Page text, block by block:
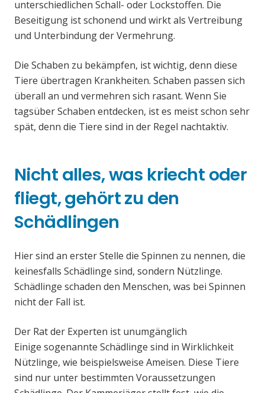
unterschiedlichen Schall- oder Lockstoffen. Die
Beseitigung ist schonend und wirkt als Vertreibung
und Unterbindung der Vermehrung.
Die Schaben zu bekämpfen, ist wichtig, denn diese
Tiere übertragen Krankheiten. Schaben passen sich
überall an und vermehren sich rasant. Wenn Sie
tagsüber Schaben entdecken, ist es meist schon sehr
spät, denn die Tiere sind in der Regel nachtaktiv.
Nicht alles, was kriecht oder
fliegt, gehört zu den
Schädlingen
Hier sind an erster Stelle die Spinnen zu nennen, die
keinesfalls Schädlinge sind, sondern Nützlinge.
Schädlinge schaden den Menschen, was bei Spinnen
nicht der Fall ist.
Der Rat der Experten ist unumgänglich
Einige sogenannte Schädlinge sind in Wirklichkeit
Nützlinge, wie beispielsweise Ameisen. Diese Tiere
sind nur unter bestimmten Voraussetzungen